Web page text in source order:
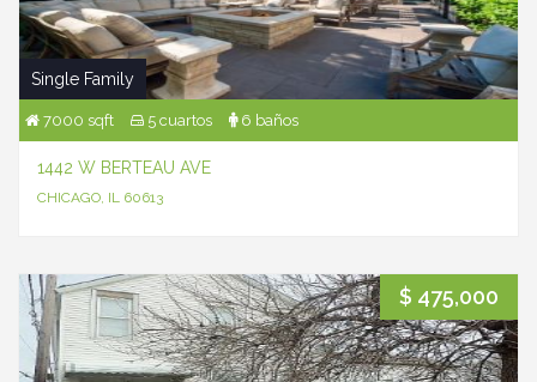
Single Family
7000 sqft 5 cuartos 6 baños
1442 W BERTEAU AVE
CHICAGO, IL 60613
$ 475,000